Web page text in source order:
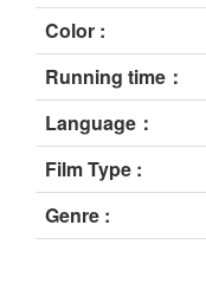
Color :
Running time：
Language：
Film Type :
Genre :